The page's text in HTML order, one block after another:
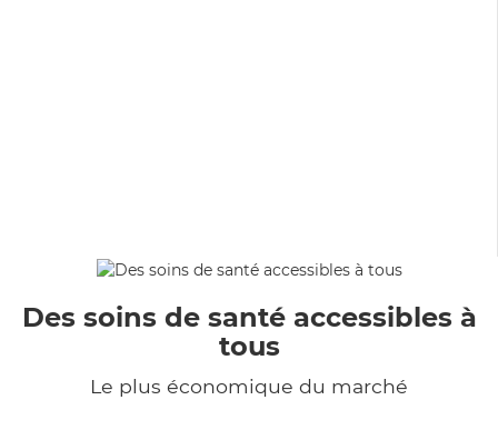
Des soins de santé accessibles à
tous
Le plus économique du marché